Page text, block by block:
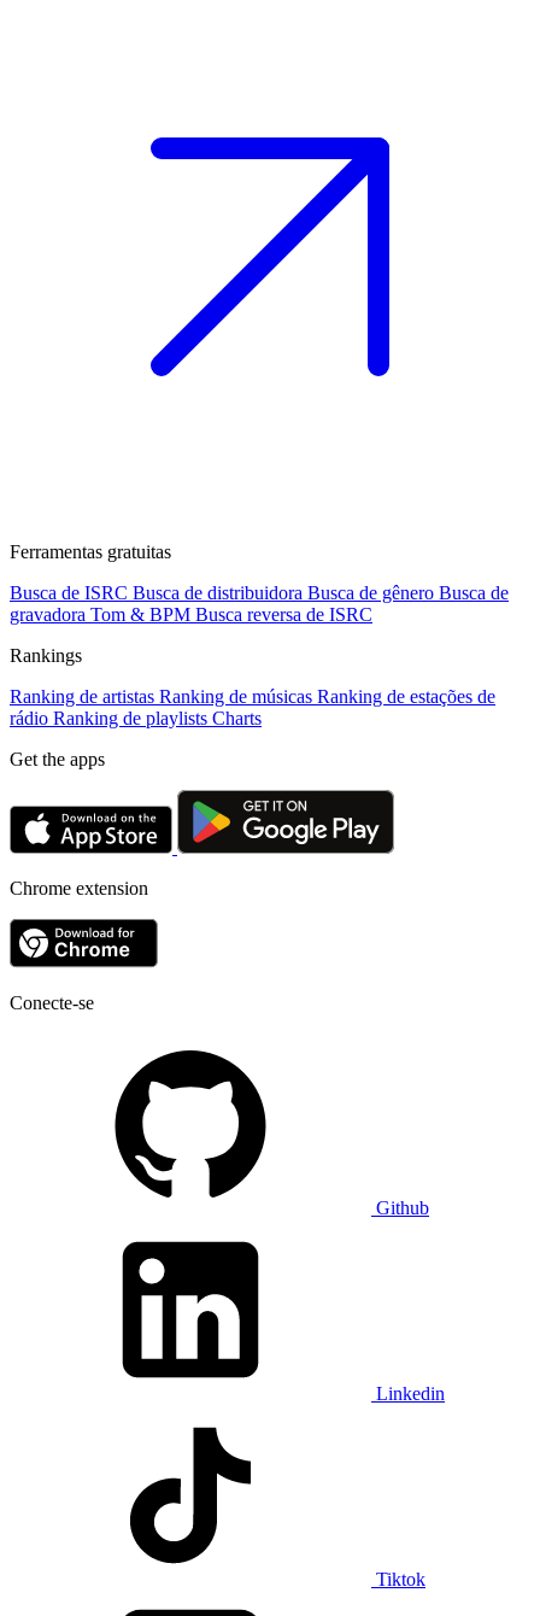
Ferramentas gratuitas
Busca de ISRC Busca de distribuidora Busca de gênero Busca de
gravadora Tom & BPM Busca reversa de ISRC
Rankings
Ranking de artistas Ranking de músicas Ranking de estações de
rádio Ranking de playlists Charts
Get the apps
Chrome extension
Conecte-se
Github
Linkedin
Tiktok